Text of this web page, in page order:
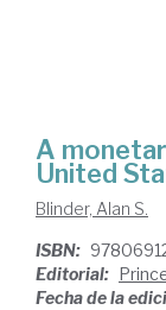
A
United
Blinder, Alan S.
ISBN:
Editorial:
Fecha de la